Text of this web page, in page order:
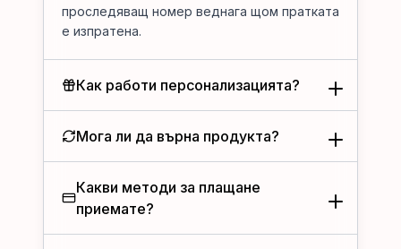
проследяващ номер веднага щом пратката
е изпратена.
Как работи персонализацията?
Мога ли да върна продукта?
Какви методи за плащане
приемате?